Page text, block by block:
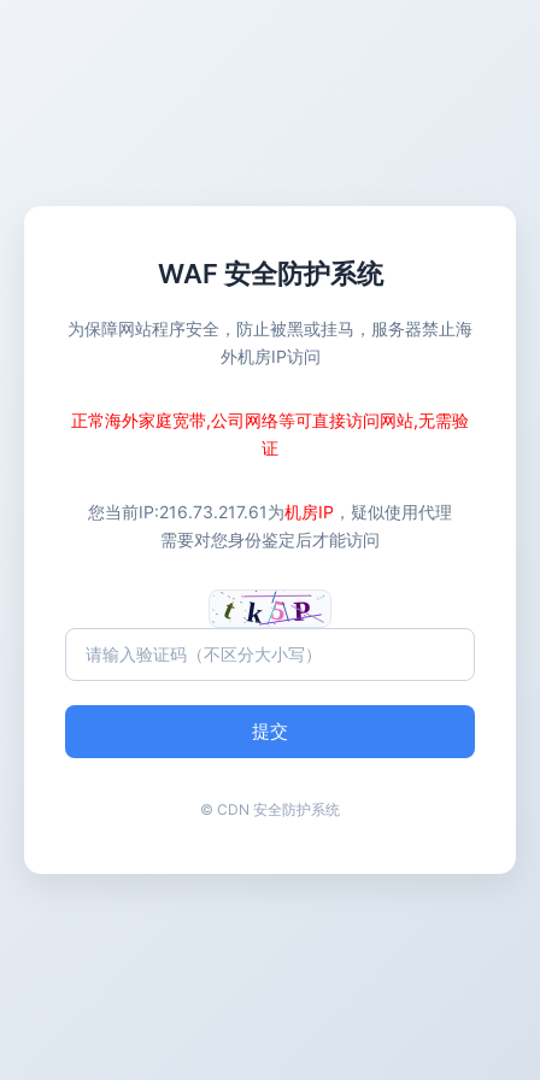
WAF 安全防护系统
为保障网站程序安全，防止被黑或挂马，服务器禁止海
外机房IP访问
正常海外家庭宽带,公司网络等可直接访问网站,无需验
证
您当前IP:216.73.217.61为机房IP ，疑似使用代理
需要对您身份鉴定后才能访问
提交
© CDN 安全防护系统